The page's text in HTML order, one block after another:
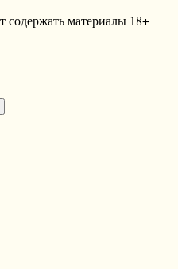
содержать материалы 18+